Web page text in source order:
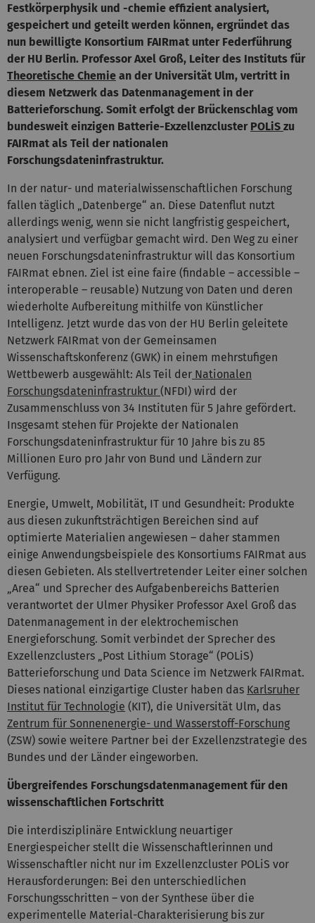
Festkörperphysik und -chemie effizient analysiert,
gespeichert und geteilt werden können, ergründet das
nun bewilligte Konsortium FAIRmat unter Federführung
der HU Berlin. Professor Axel Groß, Leiter des Instituts für
Theoretische Chemie an der Universität Ulm, vertritt in
diesem Netzwerk das Datenmanagement in der
Batterieforschung. Somit erfolgt der Brückenschlag vom
bundesweit einzigen Batterie-Exzellenzcluster POLiS zu
FAIRmat als Teil der nationalen
Forschungsdateninfrastruktur.
In der natur- und materialwissenschaftlichen Forschung
fallen täglich „Datenberge“ an. Diese Datenflut nutzt
allerdings wenig, wenn sie nicht langfristig gespeichert,
analysiert und verfügbar gemacht wird. Den Weg zu einer
neuen Forschungsdateninfrastruktur will das Konsortium
FAIRmat ebnen. Ziel ist eine faire (findable – accessible –
interoperable – reusable) Nutzung von Daten und deren
wiederholte Aufbereitung mithilfe von Künstlicher
Intelligenz. Jetzt wurde das von der HU Berlin geleitete
Netzwerk FAIRmat von der Gemeinsamen
Wissenschaftskonferenz (GWK) in einem mehrstufigen
Wettbewerb ausgewählt: Als Teil der Nationalen
Forschungsdateninfrastruktur (NFDI) wird der
Zusammenschluss von 34 Instituten für 5 Jahre gefördert.
Insgesamt stehen für Projekte der Nationalen
Forschungsdateninfrastruktur für 10 Jahre bis zu 85
Millionen Euro pro Jahr von Bund und Ländern zur
Verfügung.
Energie, Umwelt, Mobilität, IT und Gesundheit: Produkte
aus diesen zukunftsträchtigen Bereichen sind auf
optimierte Materialien angewiesen – daher stammen
einige Anwendungsbeispiele des Konsortiums FAIRmat aus
diesen Gebieten. Als stellvertretender Leiter einer solchen
„Area“ und Sprecher des Aufgabenbereichs Batterien
verantwortet der Ulmer Physiker Professor Axel Groß das
Datenmanagement in der elektrochemischen
Energieforschung. Somit verbindet der Sprecher des
Exzellenzclusters „Post Lithium Storage“ (POLiS)
Batterieforschung und Data Science im Netzwerk FAIRmat.
Dieses national einzigartige Cluster haben das Karlsruher
Institut für Technologie (KIT), die Universität Ulm, das
Zentrum für Sonnenenergie- und Wasserstoff-Forschung
(ZSW) sowie weitere Partner bei der Exzellenzstrategie des
Bundes und der Länder eingeworben.
Übergreifendes Forschungsdatenmanagement für den
wissenschaftlichen Fortschritt
Die interdisziplinäre Entwicklung neuartiger
Energiespeicher stellt die Wissenschaftlerinnen und
Wissenschaftler nicht nur im Exzellenzcluster POLiS vor
Herausforderungen: Bei den unterschiedlichen
Forschungsschritten – von der Synthese über die
experimentelle Material-Charakterisierung bis zur